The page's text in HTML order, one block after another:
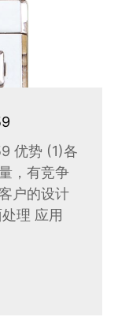
优势 (1)各
，有竞争
户的设计
理 应用